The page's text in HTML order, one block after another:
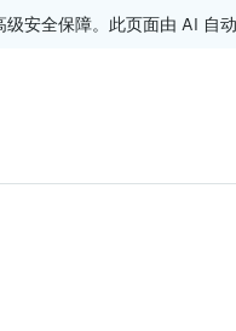
安全保障。此页面由 AI 自